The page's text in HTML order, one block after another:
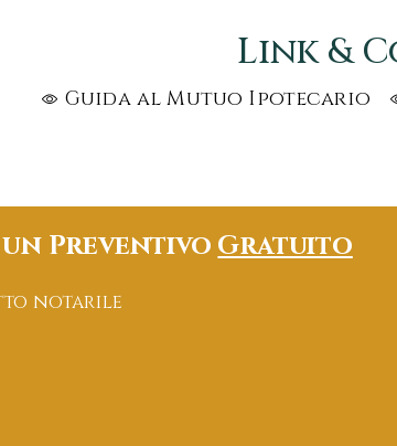
Link &
Guida al Mutuo Ipotecario
Preventivo Gratuito
notarile